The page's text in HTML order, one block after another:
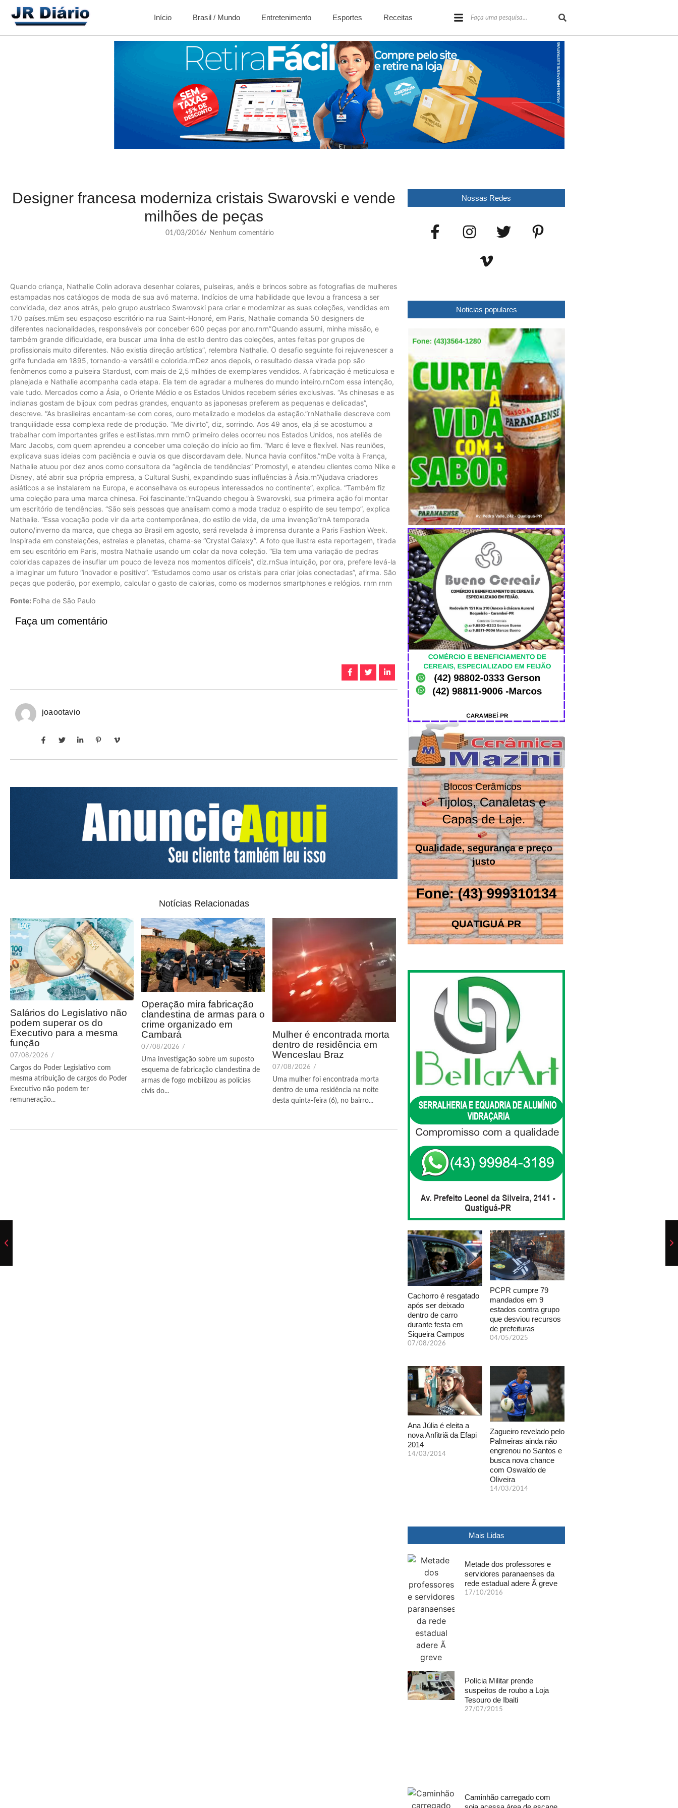
Início Brasil / Mundo Entretenimento Esportes Receitas
Designer francesa moderniza cristais Swarovski e vende
milhões de peças
01/03/2016/ Nenhum comentário
Quando criança, Nathalie Colin adorava desenhar colares, pulseiras, anéis e brincos sobre as fotografias de mulheres
estampadas nos catálogos de moda de sua avó materna. Indícios de uma habilidade que levou a francesa a ser
convidada, dez anos atrás, pelo grupo austríaco Swarovski para criar e modernizar as suas coleções, vendidas em
170 países.rnEm seu espaçoso escritório na rua Saint-Honoré, em Paris, Nathalie comanda 50 designers de
diferentes nacionalidades, responsáveis por conceber 600 peças por ano.rnrn”Quando assumi, minha missão, e
também grande dificuldade, era buscar uma linha de estilo dentro das coleções, antes feitas por grupos de
profissionais muito diferentes. Não existia direção artística”, relembra Nathalie. O desafio seguinte foi rejuvenescer a
grife fundada em 1895, tornando-a versátil e colorida.rnDez anos depois, o resultado dessa virada pop são
fenômenos como a pulseira Stardust, com mais de 2,5 milhões de exemplares vendidos. A fabricação é meticulosa e
planejada e Nathalie acompanha cada etapa. Ela tem de agradar a mulheres do mundo inteiro.rnCom essa intenção,
vale tudo. Mercados como a Ásia, o Oriente Médio e os Estados Unidos recebem séries exclusivas. “As chinesas e as
indianas gostam de bijoux com pedras grandes, enquanto as japonesas preferem as pequenas e delicadas”,
descreve. “As brasileiras encantam-se com cores, ouro metalizado e modelos da estação.”rnNathalie descreve com
tranquilidade essa complexa rede de produção. “Me divirto”, diz, sorrindo. Aos 49 anos, ela já se acostumou a
trabalhar com importantes grifes e estilistas.rnrn rnrnO primeiro deles ocorreu nos Estados Unidos, nos ateliês de
Marc Jacobs, com quem aprendeu a conceber uma coleção do início ao fim. “Marc é leve e flexível. Nas reuniões,
explicava suas ideias com paciência e ouvia os que discordavam dele. Nunca havia conflitos.”rnDe volta à França,
Nathalie atuou por dez anos como consultora da “agência de tendências” Promostyl, e atendeu clientes como Nike e
Disney, até abrir sua própria empresa, a Cultural Sushi, expandindo suas influências à Ásia.rn”Ajudava criadores
asiáticos a se instalarem na Europa, e aconselhava os europeus interessados no continente”, explica. “Também fiz
uma coleção para uma marca chinesa. Foi fascinante.”rnQuando chegou à Swarovski, sua primeira ação foi montar
um escritório de tendências. “São seis pessoas que analisam como a moda traduz o espírito de seu tempo”, explica
Nathalie. “Essa vocação pode vir da arte contemporânea, do estilo de vida, de uma invenção”rnA temporada
outono/inverno da marca, que chega ao Brasil em agosto, será revelada à imprensa durante a Paris Fashion Week.
Inspirada em constelações, estrelas e planetas, chama-se “Crystal Galaxy”. A foto que ilustra esta reportagem, tirada
em seu escritório em Paris, mostra Nathalie usando um colar da nova coleção. “Ela tem uma variação de pedras
coloridas capazes de insuflar um pouco de leveza nos momentos difíceis”, diz.rnSua intuição, por ora, prefere levá-la
a imaginar um futuro “inovador e positivo”. “Estudamos como usar os cristais para criar joias conectadas”, afirma. São
peças que poderão, por exemplo, calcular o gasto de calorias, como os modernos smartphones e relógios. rnrn rnrn
Fonte: Folha de São Paulo
Faça um comentário
joaootavio
Notícias Relacionadas
Salários do Legislativo não
podem superar os do
Executivo para a mesma
função
07/08/2026 /
Cargos do Poder Legislativo com
mesma atribuição de cargos do Poder
Executivo não podem ter
remuneração...
Operação mira fabricação
clandestina de armas para o
crime organizado em
Cambará
07/08/2026 /
Uma investigação sobre um suposto
esquema de fabricação clandestina de
armas de fogo mobilizou as polícias
civis do...
Mulher é encontrada morta
dentro de residência em
Wenceslau Braz
07/08/2026 /
Uma mulher foi encontrada morta
dentro de uma residência na noite
desta quinta-feira (6), no bairro...
Nossas Redes
Noticias populares
Cachorro é resgatado
após ser deixado
dentro de carro
durante festa em
Siqueira Campos
07/08/2026
PCPR cumpre 79
mandados em 9
estados contra grupo
que desviou recursos
de prefeituras
04/05/2025
Ana Júlia é eleita a
nova Anfitriã da Efapi
2014
14/03/2014
Zagueiro revelado pelo
Palmeiras ainda não
engrenou no Santos e
busca nova chance
com Oswaldo de
Oliveira
14/03/2014
Mais Lidas
Metade dos professores e
servidores paranaenses da
rede estadual adere Ã greve
17/10/2016
Polícia Militar prende
suspeitos de roubo a Loja
Tesouro de Ibaiti
27/07/2015
Caminhão carregado com